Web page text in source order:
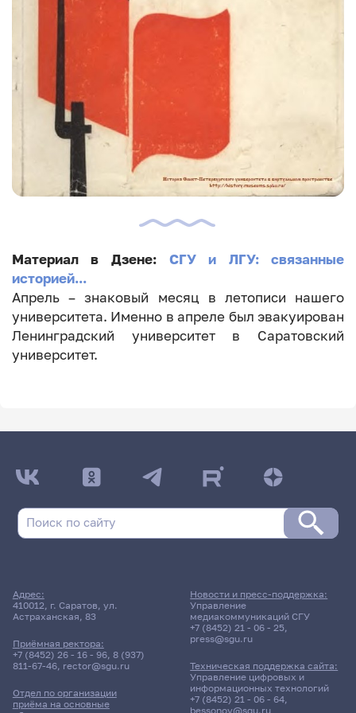
Материал в Дзене: СГУ и ЛГУ: связанные
историей...
Апрель – знаковый месяц в летописи нашего
университета. Именно в апреле был эвакуирован
Ленинградский университет в Саратовский
университет.
Адрес:
410012, г. Саратов, ул.
Астраханская, 83
Приёмная ректора:
+7 (8452) 26 - 16 - 96, 8 (937)
811-67-46, rector@sgu.ru
Отдел по организации
приёма на основные
Новости и пресс-поддержка:
Управление
медиакоммуникаций СГУ
+7 (8452) 21 - 06 - 25,
press@sgu.ru
Техническая поддержка сайта:
Управление цифровых и
информационных технологий
+7 (8452) 21 - 06 - 64,
bessonov@sgu.ru